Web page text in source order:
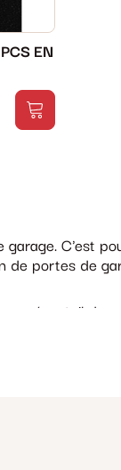
EN
C'est
de portes de
éventail de